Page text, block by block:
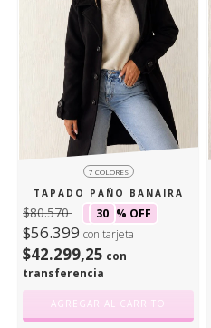
7 COLORES
TAPADO PAÑO BANAIRA
$80.570 30 % OFF
$56.399 con tarjeta
$42.299,25 con
transferencia
AGREGAR AL CARRITO